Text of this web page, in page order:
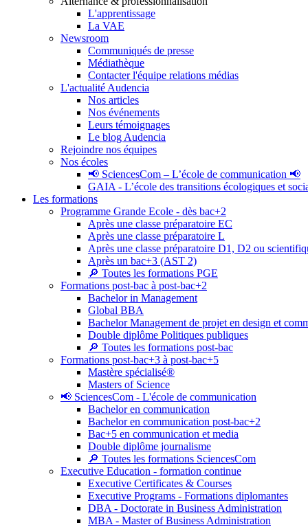
L'apprentissage
La VAE
Newsroom
Communiqués de presse
Médiathèque
Contacter l'équipe relations médias
L'actualité Audencia
Nos articles
Nos événements
Leurs témoignages
Le blog Audencia
Rejoindre nos équipes
Nos écoles
📢 SciencesCom – L’école de communication 📢
GAIA - L’école des transitions écologiques et
Les formations
Programme Grande Ecole - dès bac+2
Après une classe préparatoire EC
Après une classe préparatoire L
Après une classe préparatoire D1, D2 ou
Après un bac+3 (AST 2)
🔎 Toutes les formations PGE
Formations post-bac à post-bac+2
Bachelor in Management
Global BBA
Bachelor Management de projet en design et
Double diplôme Politiques publiques
🔎 Toutes les formations post-bac
Formations post-bac+3 à post-bac+5
Mastère spécialisé®
Masters of Science
📢 SciencesCom - L'école de communication
Bachelor en communication
Bachelor en communication post-bac+2
Bac+5 en communication et media
Double diplôme journalisme
🔎 Toutes les formations SciencesCom
Executive Education - formation continue
Executive Certificates & Courses
Executive Programs - Formations diplomantes
DBA - Doctorate in Business Administration
MBA - Master of Business Administration